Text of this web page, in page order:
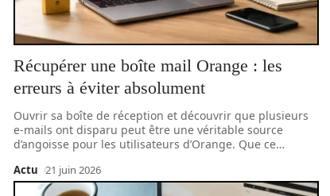
Récupérer une boîte mail Orange : les
erreurs à éviter absolument
Ouvrir sa boîte de réception et découvrir que plusieurs
e-mails ont disparu peut être une véritable source
d’angoisse pour les utilisateurs d’Orange. Que ce…
Actu 21 juin 2026